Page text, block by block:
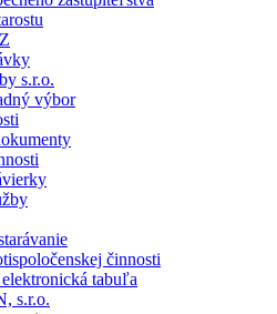
s.r.o.
výbor
činnosti
tabuľa
s.r.o.